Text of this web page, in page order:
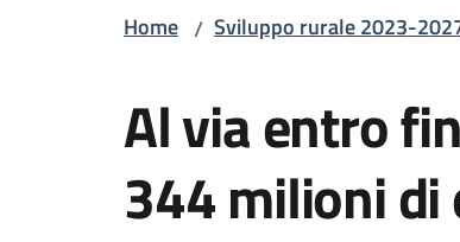
Home / Sviluppo rurale 2023-
Al via entro
344 milioni di